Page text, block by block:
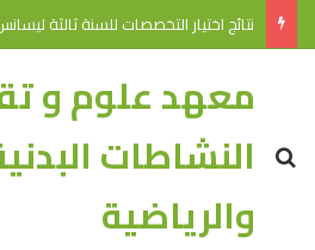
نتائج اختيار التخصصات للسنة ثالثة ليسانس 2026-
معهد علوم و
النشاطات
والرياضية